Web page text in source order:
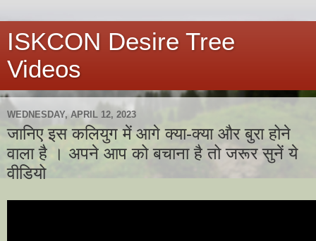
ISKCON Desire Tree
Videos
WEDNESDAY, APRIL 12, 2023
जानिए इस कलियुग में आगे क्या-क्या और बुरा होने
वाला है । अपने आप को बचाना है तो जरूर सुनें ये
वीडियो